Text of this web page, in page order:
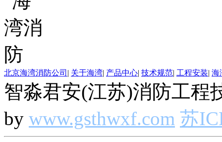
北京海湾消防公司 | 关于海湾| 产品中心| 技术规范| 工程安装| 海
智淼君安(江苏)消防工程
by www.gsthwxf.com 苏